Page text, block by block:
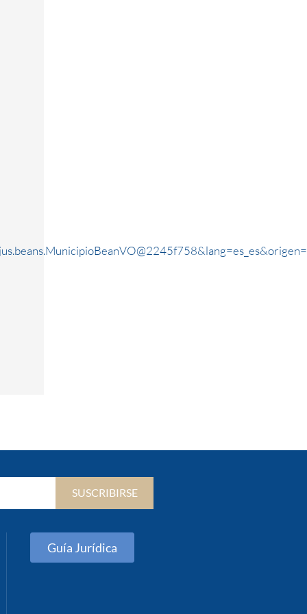
SUSCRIBIRSE
Guía Jurídica